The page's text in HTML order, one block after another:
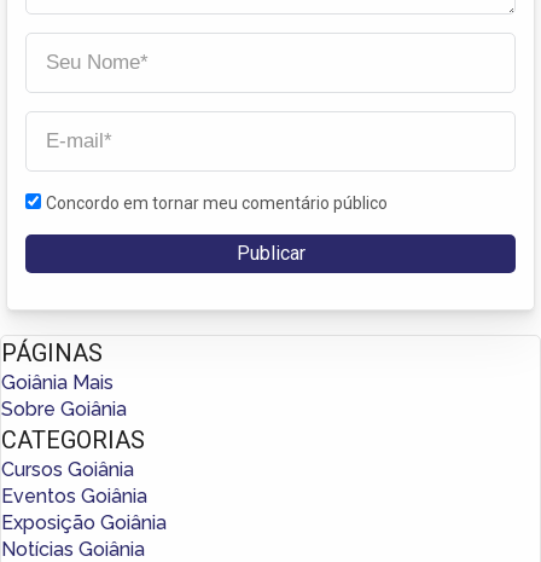
Concordo em tornar meu comentário público
PÁGINAS
Goiânia Mais
Sobre Goiânia
CATEGORIAS
Cursos Goiânia
Eventos Goiânia
Exposição Goiânia
Notícias Goiânia